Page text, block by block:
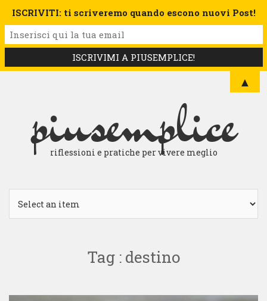
piusemplice
riflessioni e pratiche per vivere meglio
Tag : destino
ISCRIVITI: ti scriveremo quando escono nuovi Post!
▲